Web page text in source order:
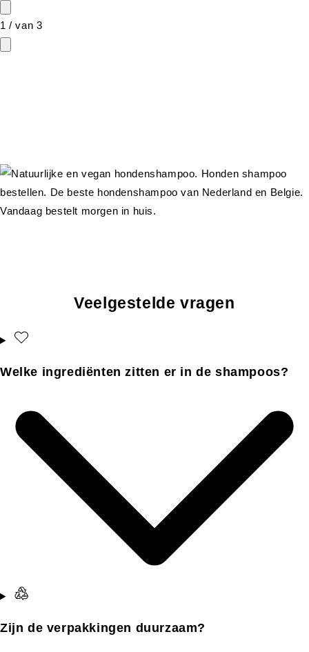
1 /van 3
Veelgestelde vragen
Welke ingrediënten zitten er in de shampoos?
Zijn de verpakkingen duurzaam?